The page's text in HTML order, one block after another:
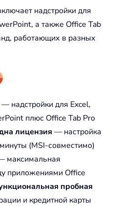
надстройки для
а также Office Tab
работающих в разных
— надстройки для Excel,
плюс Office Tab Pro
лицензия — настройка
(MSI-совместимо)
максимальная
приложениями Office
пробная
и кредитной карты